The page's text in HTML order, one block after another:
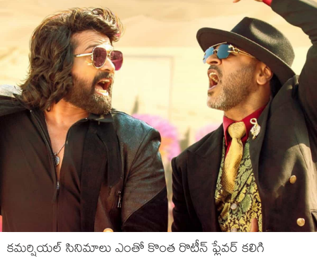
కమర్షియల్ సినిమాలు ఎంతో కొంత రొటీన్ ఫ్లేవర్ కలిగి